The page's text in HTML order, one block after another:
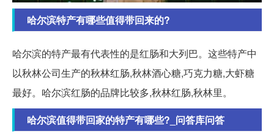
哈尔滨特产有哪些值得带回来的?
哈尔滨的特产最有代表性的是红肠和大列巴。这些特产中
以秋林公司生产的秋林红肠,秋林酒心糖,巧克力糖,大虾糖
最好。哈尔滨红肠的品牌比较多,秋林红肠,秋林里。
哈尔滨值得带回家的特产有哪些?_问答库问答